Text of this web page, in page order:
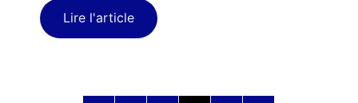
Lire l'article